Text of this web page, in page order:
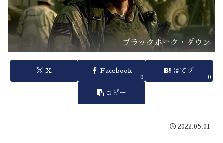
ブラックホーク・ダウン
X Facebook
0
はてブ
0
コピー
2022.05.01